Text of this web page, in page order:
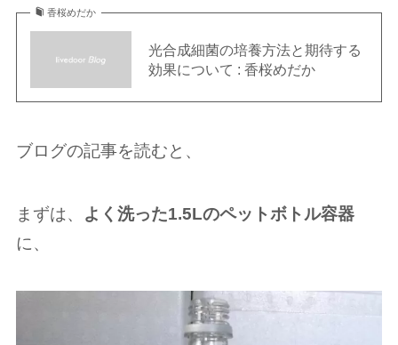
香桜めだか
光合成細菌の培養方法と期待する
効果について : 香桜めだか
ブログの記事を読むと、
まずは、 よく洗った1.5Lのペットボトル容器
に、